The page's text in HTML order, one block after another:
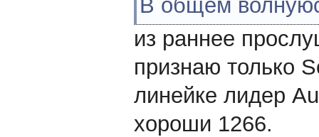
В общем
из раннее
признаю только
линейке лидер
хороши 1266.